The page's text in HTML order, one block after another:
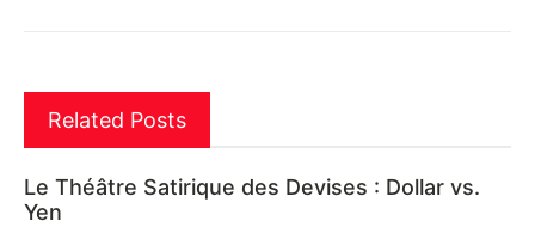
Related Posts
Le Théâtre Satirique des Devises : Dollar vs.
Yen